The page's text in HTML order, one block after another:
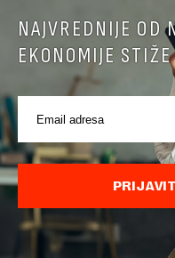
POVEZANI SADRŽAJI
NAJVREDNIJE OD
EKONOMIJE